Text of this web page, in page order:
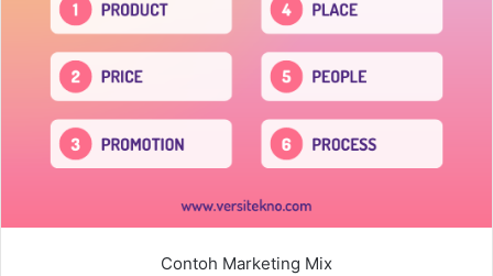
Contoh Marketing Mix